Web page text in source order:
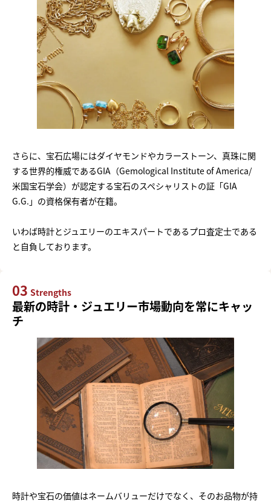
さらに、宝石広場にはダイヤモンドやカラーストーン、真珠に関
する世界的権威であるGIA（Gemological Institute of America/
米国宝石学会）が認定する宝石のスペシャリストの証「GIA
G.G.」の資格保有者が在籍。
いわば時計とジュエリーのエキスパートであるプロ査定士である
と自負しております。
03 Strengths
最新の時計・ジュエリー市場動向を常にキャッ
チ
時計や宝石の価値はネームバリューだけでなく、そのお品物が持